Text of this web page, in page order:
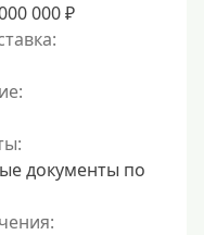
000 ₽
документы по